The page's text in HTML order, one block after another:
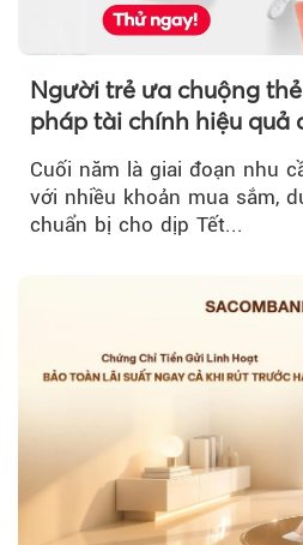
Người trẻ ưa chuộng
pháp tài chính hiệu quả
Cuối năm là giai đoạn nhu
với nhiều khoản mua sắm,
chuẩn bị cho dịp Tết...